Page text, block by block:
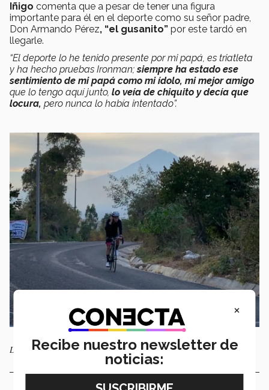
Iñigo comenta que a pesar de tener una figura
importante para él en el deporte como su señor padre,
Don Armando Pérez, “el gusanito” por este tardó en
llegarle.
“El deporte lo he tenido presente por mi papá, es triatleta
y ha hecho pruebas Ironman;siempre ha estado ese
sentimiento de mi papá como mi ídolo, mi mejor amigo
que lo tengo aquí junto, lo veía de chiquito y decía que
locura, pero nunca lo había intentado”.
Largas han sido las jornadas de entrenamiento para Iñigo
×
Recibe nuestro newsletter de
noticias: